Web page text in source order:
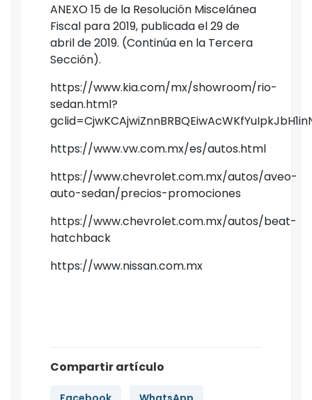
ANEXO 15 de la Resolución Miscelánea
Fiscal para 2019, publicada el 29 de
abril de 2019. (Continúa en la Tercera
Sección).
https://www.kia.com/mx/showroom/rio-
sedan.html?
https://www.vw.com.mx/es/autos.html
https://www.chevrolet.com.mx/autos/aveo-
auto-sedan/precios-promociones
https://www.chevrolet.com.mx/autos/beat-
hatchback
https://www.nissan.com.mx
Compartir artículo